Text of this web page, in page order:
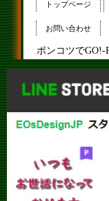
トップページ
お問い合わせ
ポンコツで